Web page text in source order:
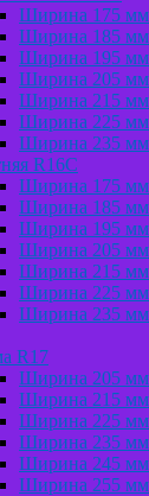
Ширина 175 мм
Ширина 185 мм
Ширина 195 мм
Ширина 205 мм
Ширина 215 мм
Ширина 225 мм
Ширина 235 мм
R16C
Ширина 175 мм
Ширина 185 мм
Ширина 195 мм
Ширина 205 мм
Ширина 215 мм
Ширина 225 мм
Ширина 235 мм
R17
Ширина 205 мм
Ширина 215 мм
Ширина 225 мм
Ширина 235 мм
Ширина 245 мм
Ширина 255 мм